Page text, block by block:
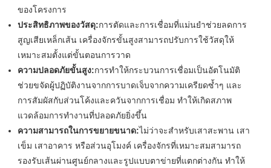
ของโครงการ
ประสิทธิภาพของวัสดุ:การตัดและการเชื่อมที่แม่นยำช่วยลดการ
สูญเสียเหล็กเส้น เครื่องจักรขั้นสูงสามารถปรับการใช้วัสดุให้
เหมาะสมตั้งแต่ขั้นตอนการวาด
ความปลอดภัยขั้นสูง:การทำให้กระบวนการเชื่อมเป็นอัตโนมัติ
ช่วยขจัดผู้ปฏิบัติงานจากการบาดเจ็บจากความเครียดซ้ำๆ และ
การสัมผัสกับส่วนโค้งและควันจากการเชื่อม ทำให้เกิดสภาพ
แวดล้อมการทำงานที่ปลอดภัยยิ่งขึ้น
ความสามารถในการขยายขนาด:ไม่ว่าจะสำหรับเสาสะพาน เสา
เข็ม เสาอาคาร หรือส่วนอุโมงค์ เครื่องจักรที่เหมาะสมสามารถ
รองรับเส้นผ่านศูนย์กลางและรูปแบบตาข่ายที่แตกต่างกัน ทำให้